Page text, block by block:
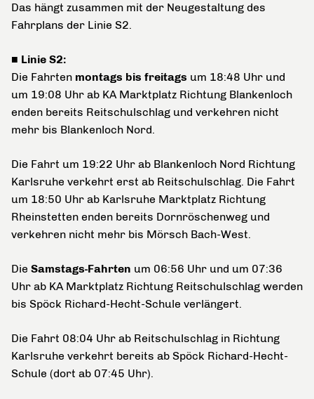
Das hängt zusammen mit der Neugestaltung des
Fahrplans der Linie S2.
■ Linie S2:
Die Fahrten montags bis freitags um 18:48 Uhr und
um 19:08 Uhr ab KA Marktplatz Richtung Blankenloch
enden bereits Reitschulschlag und verkehren nicht
mehr bis Blankenloch Nord.
Die Fahrt um 19:22 Uhr ab Blankenloch Nord Richtung
Karlsruhe verkehrt erst ab Reitschulschlag. Die Fahrt
um 18:50 Uhr ab Karlsruhe Marktplatz Richtung
Rheinstetten enden bereits Dornröschenweg und
verkehren nicht mehr bis Mörsch Bach-West.
Die Samstags-Fahrten um 06:56 Uhr und um 07:36
Uhr ab KA Marktplatz Richtung Reitschulschlag werden
bis Spöck Richard-Hecht-Schule verlängert.
Die Fahrt 08:04 Uhr ab Reitschulschlag in Richtung
Karlsruhe verkehrt bereits ab Spöck Richard-Hecht-
Schule (dort ab 07:45 Uhr).